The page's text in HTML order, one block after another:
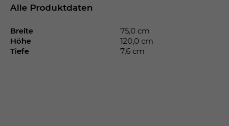
Alle Produktdaten
Breite
75,0 cm
Höhe
120,0 cm
Tiefe
7,6 cm